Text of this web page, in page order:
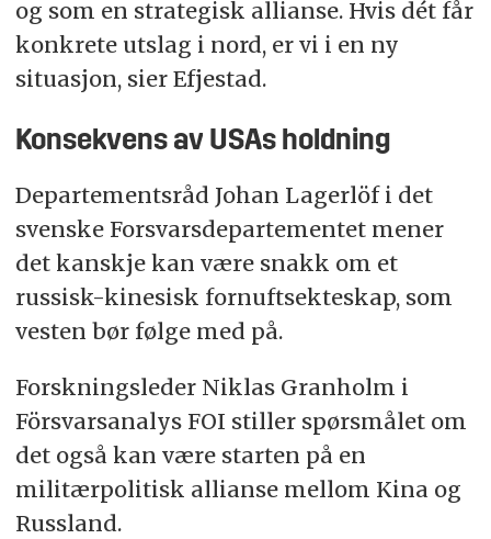
og som en strategisk allianse. Hvis dét får
konkrete utslag i nord, er vi i en ny
situasjon, sier Efjestad.
Konsekvens av USAs holdning
Departementsråd Johan Lagerlöf i det
svenske Forsvarsdepartementet mener
det kanskje kan være snakk om et
russisk-kinesisk fornuftsekteskap, som
vesten bør følge med på.
Forskningsleder Niklas Granholm i
Försvarsanalys FOI stiller spørsmålet om
det også kan være starten på en
militærpolitisk allianse mellom Kina og
Russland.